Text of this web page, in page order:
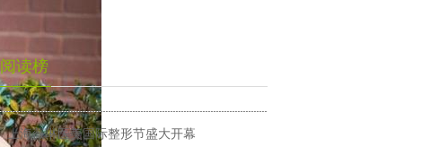
阅读榜
上海薇琳医美国际整形节盛大开幕